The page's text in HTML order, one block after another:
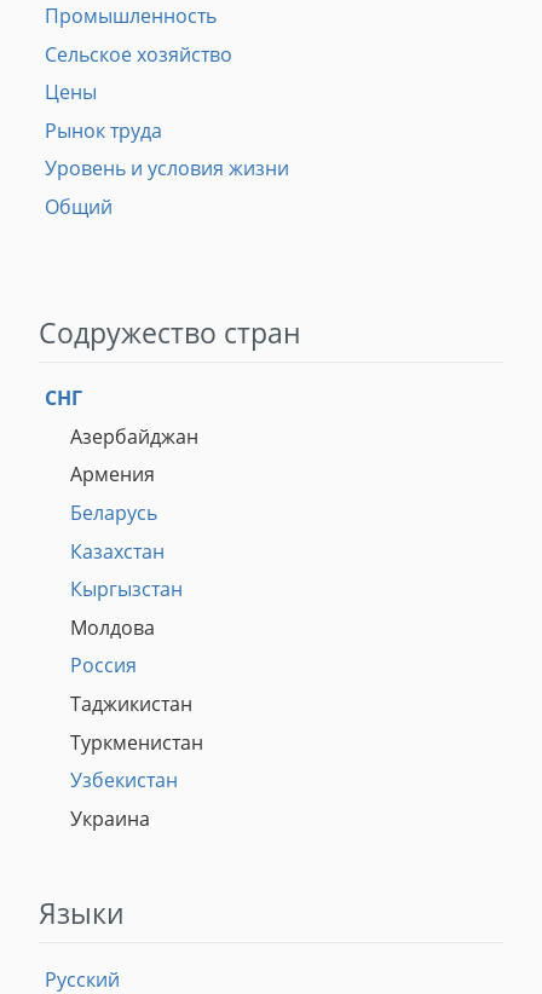
Промышленность
Сельское хозяйство
Цены
Рынок труда
Уровень и условия жизни
Общий
Содружество стран
СНГ
Азербайджан
Армения
Беларусь
Казахстан
Кыргызстан
Молдова
Россия
Таджикистан
Туркменистан
Узбекистан
Украина
Языки
Русский